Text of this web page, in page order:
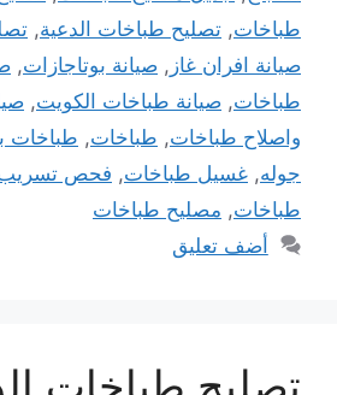
طباخات, تصليح طباخات الدعية,
صيانة افران غاز , صيانة بوتاجازات,
طباخات, صيانة طباخات الكويت,
واصلاح طباخات, طباخات, طباخات
جوله, غسيل طباخات, فحص تسريب
طباخات, مصليح طباخات
أضف تعليق